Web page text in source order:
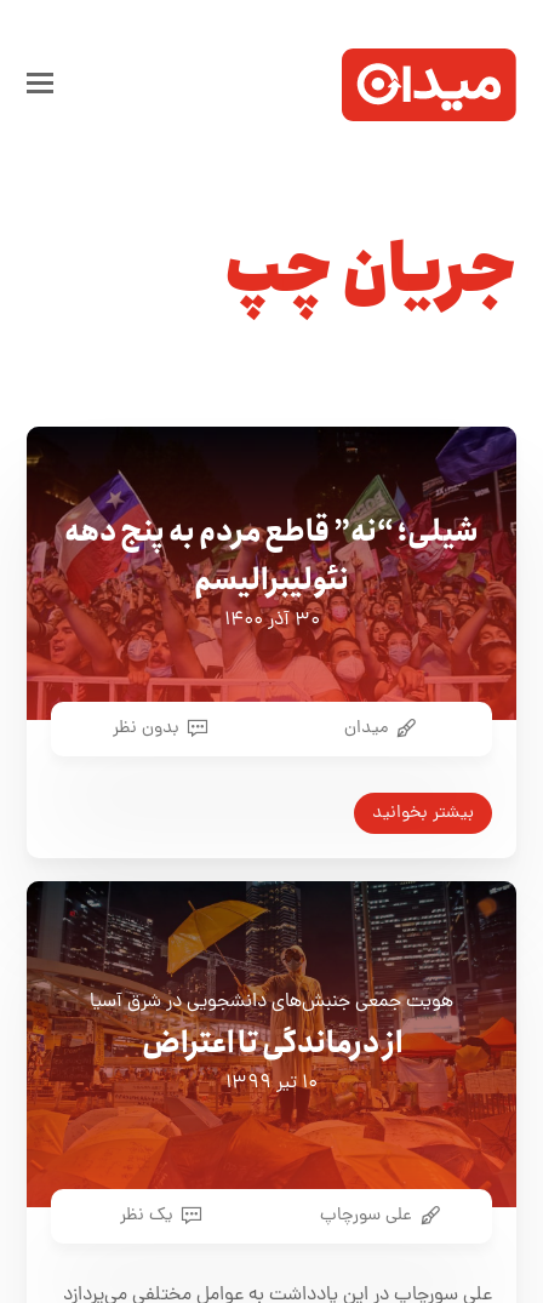
جریان چپ
شیلی؛ “نه” قاطع مردم به پنج دهه
نئولیبرالیسم
۳۰ آذر ۱۴۰۰
میدان بدون نظر
بیشتر بخوانید
هویت جمعی جنبش‌های دانشجویی در شرق آسیا
از درماندگی تا اعتراض
۱۰ تیر ۱۳۹۹
علی سورچاپ یک نظر
علی سورچاپ در این یادداشت به عوامل مختلفی می‌پردازد